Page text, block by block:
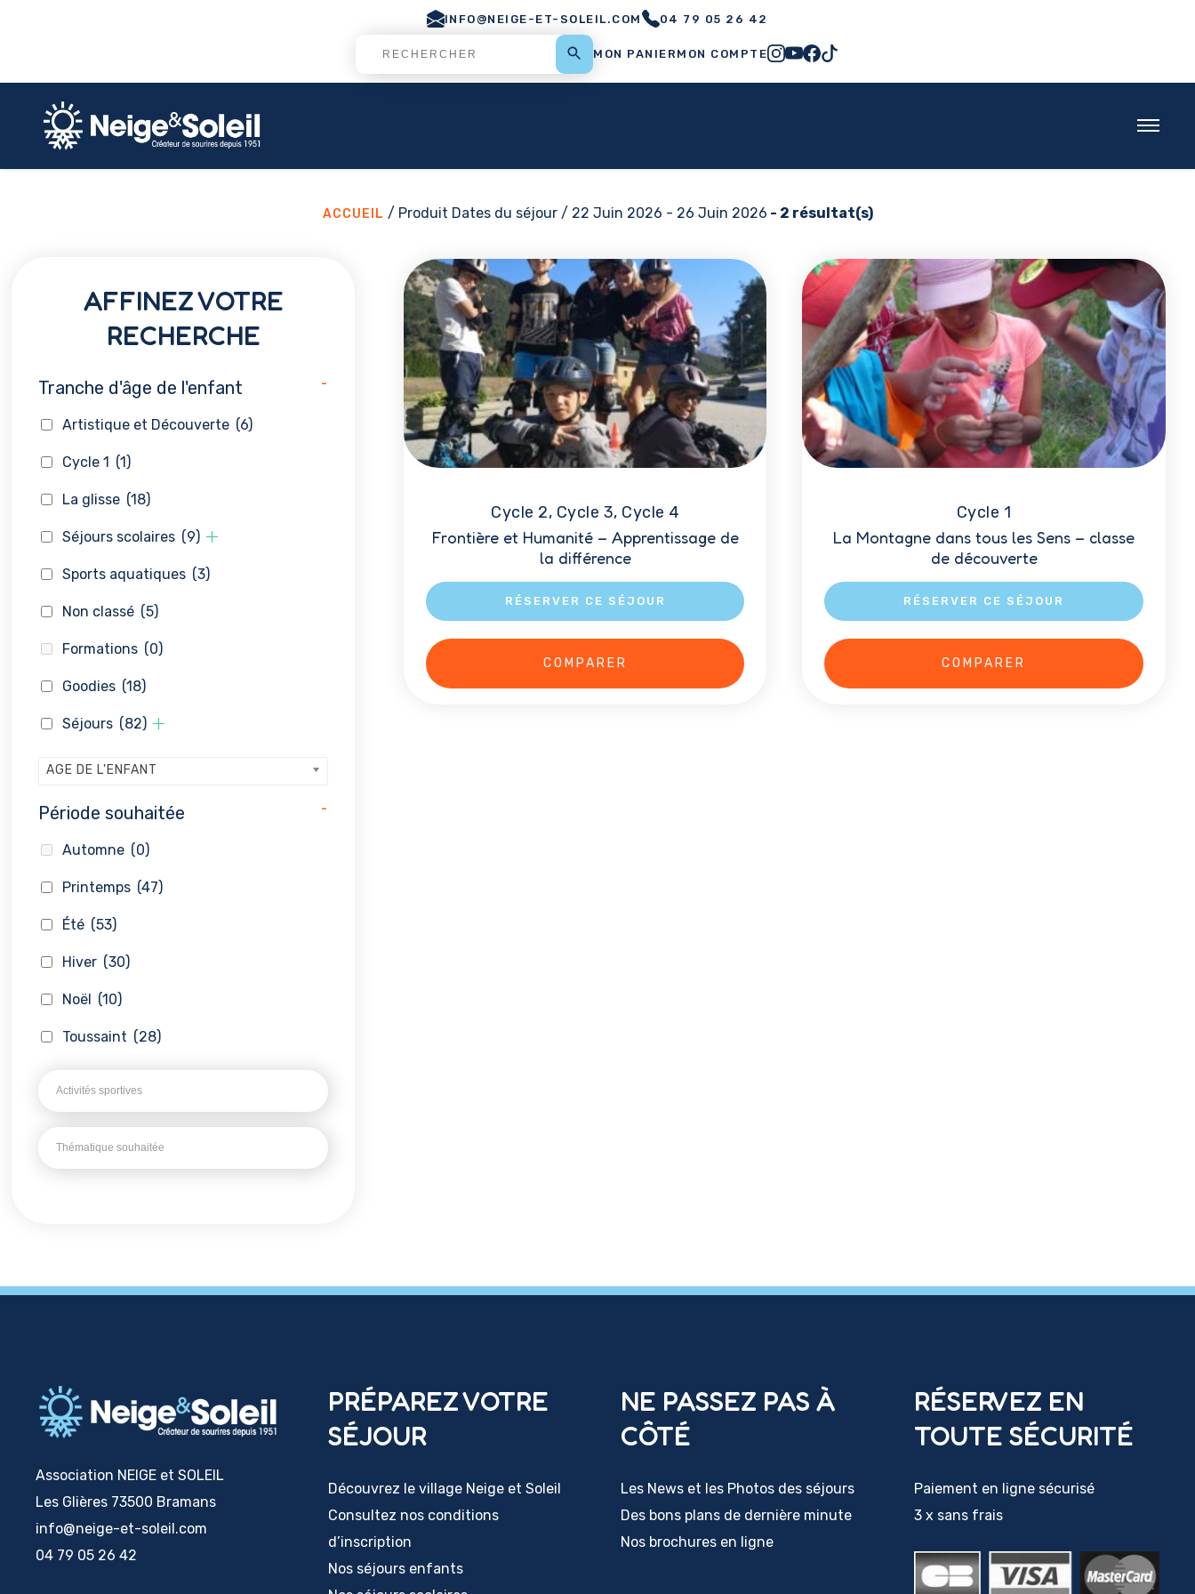
INFO@NEIGE-ET-SOLEIL.COM 04 79 05 26 42
MON PANIERMON COMPTE
ACCUEIL / Produit Dates du séjour / 22 Juin 2026 - 26 Juin 2026 - 2 résultat(s)
AFFINEZ VOTRE
RECHERCHE
Tranche d'âge de l'enfant -
Artistique et Découverte (6)
Cycle 1 (1)
La glisse (18)
Séjours scolaires (9)
Sports aquatiques (3)
Non classé (5)
Formations (0)
Goodies (18)
Séjours (82)
AGE DE L'ENFANT
Période souhaitée -
Automne (0)
Printemps (47)
Été (53)
Hiver (30)
Noël (10)
Toussaint (28)
Cycle 2, Cycle 3, Cycle 4
Frontière et Humanité – Apprentissage de
la différence
RÉSERVER CE SÉJOUR
COMPARER
Cycle 1
La Montagne dans tous les Sens – classe
de découverte
RÉSERVER CE SÉJOUR
COMPARER
Association NEIGE et SOLEIL
Les Glières 73500 Bramans
info@neige-et-soleil.com
04 79 05 26 42
PRÉPAREZ VOTRE
SÉJOUR
Découvrez le village Neige et Soleil
Consultez nos conditions
d’inscription
Nos séjours enfants
NE PASSEZ PAS À
CÔTÉ
Les News et les Photos des séjours
Des bons plans de dernière minute
Nos brochures en ligne
RÉSERVEZ EN
TOUTE SÉCURITÉ
Paiement en ligne sécurisé
3 x sans frais